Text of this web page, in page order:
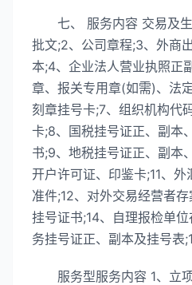
七、 服务内容 交易及生
批文;2、公司章程;3、外商
本;4、企业法人营业执照正
章、报关专用章(如需)、法
刻章挂号卡;7、组织机构代
卡;8、国税挂号证正、副本
书;9、地税挂号证正、副本
开户许可证、印鉴卡;11、
准件;12、对外交易经营者
挂号证书;14、自理报检单
务挂号证正、副本及挂号表
服务型服务内容 1、立项